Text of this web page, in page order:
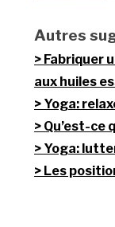
Autres
Fabriquer
aux huiles
Yoga:
Qu’est-ce
Yoga:
Les